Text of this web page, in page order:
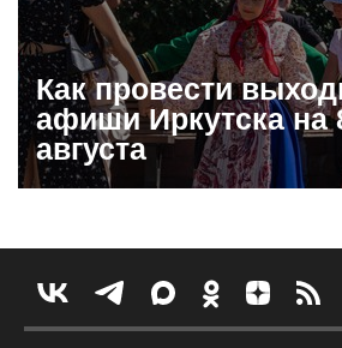
Как провести
афиши Иркутска на
августа